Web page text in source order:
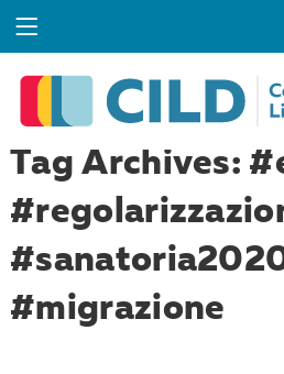
Tag Archives:
#migrazione